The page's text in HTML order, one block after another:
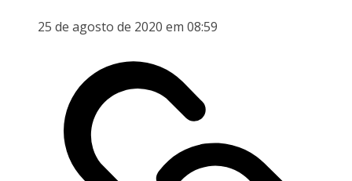
25 de agosto de 2020 em 08:59